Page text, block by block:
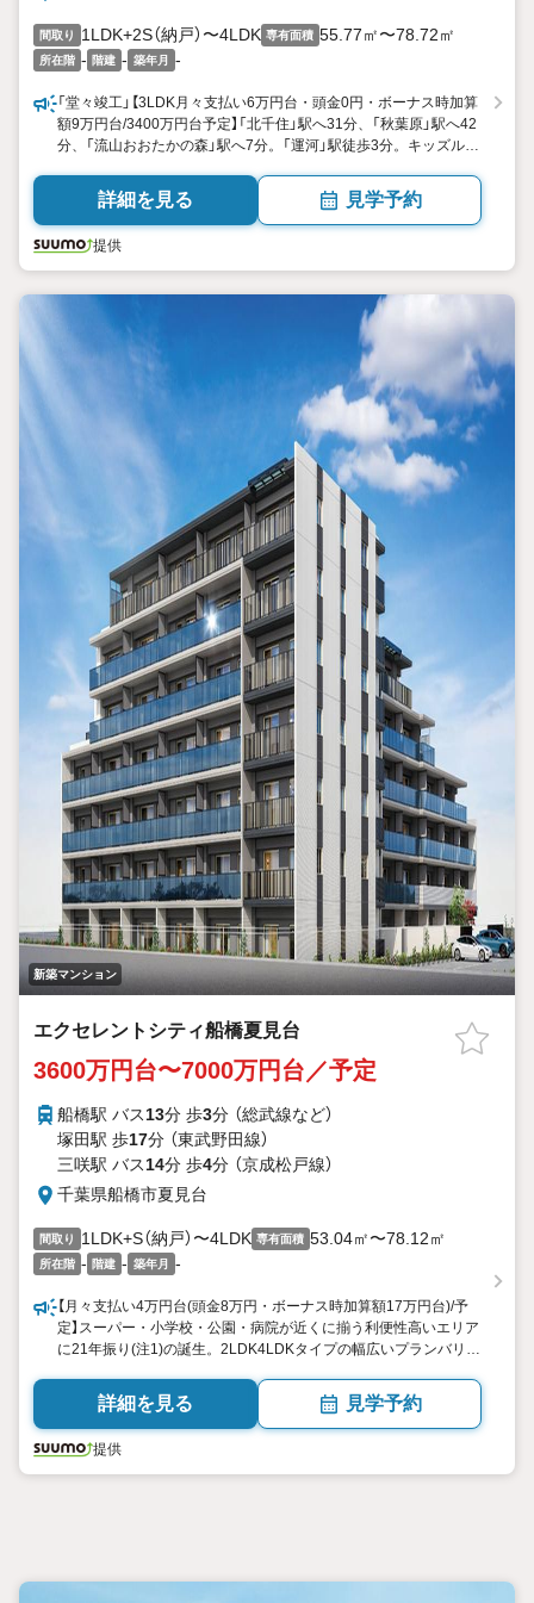
間取り 1LDK+2S（納戸）〜4LDK 専有面積 55.77㎡〜78.72㎡
所在階 - 階建 - 築年月 -
「堂々竣工」【3LDK月々支払い6万円台・頭金0円・ボーナス時加算
額9万円台/3400万円台予定】「北千住」駅へ31分、「秋葉原」駅へ42
分、「流山おおたかの森」駅へ7分。「運河」駅徒歩3分。キッズルー
クローゼットやウォークスルークローゼット付の住空間。
詳細を見る 見学予約
提供
新築マンション
エクセレントシティ船橋夏見台
3600万円台〜7000万円台／予定
船橋駅 バス13分 歩3分 （総武線など）
塚田駅 歩17分 （東武野田線）
三咲駅 バス14分 歩4分 （京成松戸線）
千葉県船橋市夏見台
間取り 1LDK+S（納戸）〜4LDK 専有面積 53.04㎡〜78.12㎡
所在階 - 階建 - 築年月 -
【月々支払い4万円台(頭金8万円・ボーナス時加算額17万円台)/予
定】スーパー・小学校・公園・病院が近くに揃う利便性高いエリア
に21年振り(注1)の誕生。2LDK4LDKタイプの幅広いプランバリエ
確保し、カーライフも楽しめます
詳細を見る 見学予約
提供